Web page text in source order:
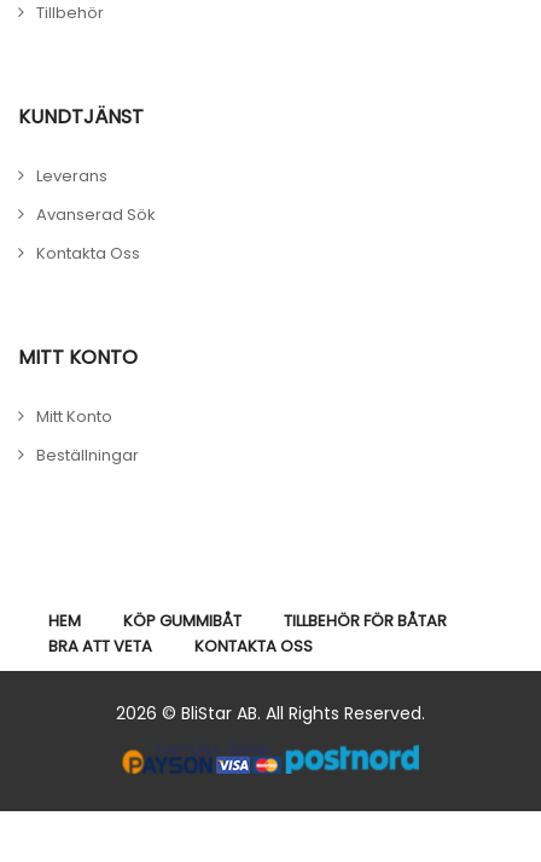
Tillbehör
KUNDTJÄNST
Leverans
Avanserad Sök
Kontakta Oss
MITT KONTO
Mitt Konto
Beställningar
HEM KÖP GUMMIBÅT
TILLBEHÖR FÖR BÅTAR
BRA ATT VETA
KONTAKTA OSS
2026 © BliStar AB. All Rights Reserved.